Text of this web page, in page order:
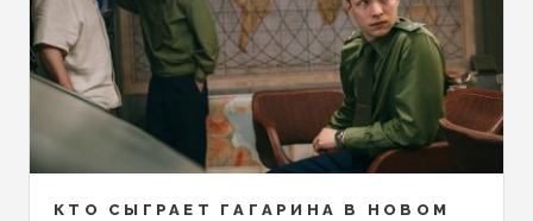
КТО СЫГРАЕТ ГАГАРИНА В НОВОМ